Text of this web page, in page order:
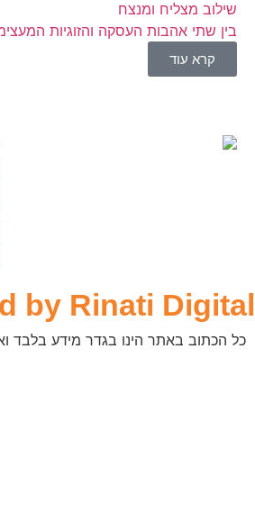
שילוב מצליח ומנצח
בין שתי אהבות העסקה והזוגיות
קרא עוד
by Rinati Digital
כל הכתוב באתר הינו בגדר מידע בלבד